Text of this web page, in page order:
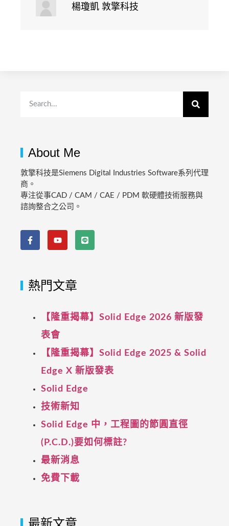
楊瓊凱 敦擎科技
About Me
敦擎科技是Siemens Digital Industries Software系列代理
商。
專注從事CAD / CAM / CAE / PDM 軟硬體技術服務與
諮詢整合之公司。
熱門文章
【隆重揭幕】Solid Edge 2026 新版發
表會
【隆重揭幕】Solid Edge 2025 & Solid
Edge X 新版發表
Solid Edge
技術新知
Solid Edge 中，工程圖的節圓直徑
(P.C.D.)要如何標註?
最新消息
免費下載
最新文章